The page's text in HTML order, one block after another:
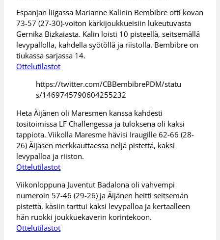
Espanjan liigassa Marianne Kalinin Bembibre otti kovan
73-57 (27-30)-voiton kärkijoukkueisiin lukeutuvasta
Gernika Bizkaiasta. Kalin loisti 10 pisteellä, seitsemällä
levypallolla, kahdella syötöllä ja riistolla. Bembibre on
tiukassa sarjassa 14.
Ottelutilastot
https://twitter.com/CBBembibrePDM/statu
s/1469745790604255232
Heta Äijänen oli Maresmen kanssa kahdesti
tositoimissa LF Challengessa ja tuloksena oli kaksi
tappiota. Viikolla Maresme hävisi Iraugille 62-66 (28-
26) Äijäsen merkkauttaessa neljä pistettä, kaksi
levypalloa ja riiston.
Ottelutilastot
Viikonloppuna Juventut Badalona oli vahvempi
numeroin 57-46 (29-26) ja Äijänen heitti seitsemän
pistettä, käsiin tarttui kaksi levypalloa ja kertaalleen
hän ruokki joukkuekaverin korintekoon.
Ottelutilastot